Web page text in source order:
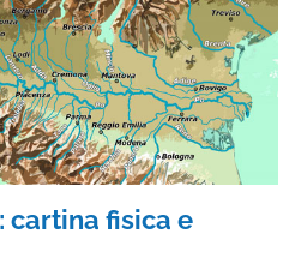
cartina fisica e